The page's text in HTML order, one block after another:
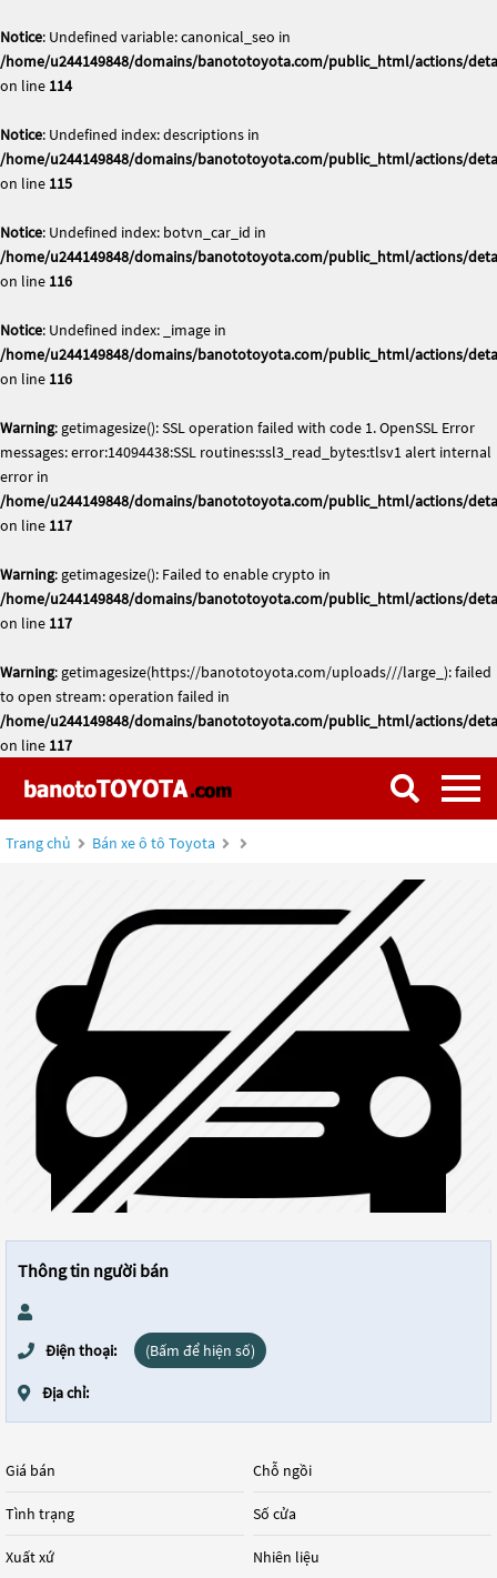
Notice: Undefined variable: canonical_seo in
/home/u244149848/domains/banototoyota.com/public_html/actions/
on line 114
Notice: Undefined index: descriptions in
/home/u244149848/domains/banototoyota.com/public_html/actions/
on line 115
Notice: Undefined index: botvn_car_id in
/home/u244149848/domains/banototoyota.com/public_html/actions/
on line 116
Notice: Undefined index: _image in
/home/u244149848/domains/banototoyota.com/public_html/actions/
on line 116
Warning: getimagesize(): SSL operation failed with code 1. OpenSSL Error
messages: error:14094438:SSL routines:ssl3_read_bytes:tlsv1 alert internal
error in
/home/u244149848/domains/banototoyota.com/public_html/actions/
on line 117
Warning: getimagesize(): Failed to enable crypto in
/home/u244149848/domains/banototoyota.com/public_html/actions/
on line 117
Warning: getimagesize(https://banototoyota.com/uploads///large_): failed
to open stream: operation failed in
/home/u244149848/domains/banototoyota.com/public_html/actions/
on line 117
Trang chủ Bán xe ô tô Toyota
Thông tin người bán
Điện thoại: (Bấm để hiện số)
Địa chỉ:
Giá bán
Tình trạng
Xuất xứ
Chỗ ngồi
Số cửa
Nhiên liệu